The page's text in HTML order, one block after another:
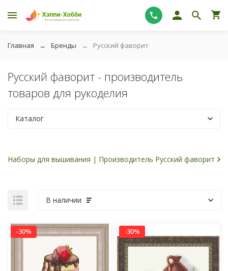
Главная Бренды Русский фаворит
Русский фаворит - производитель
товаров для рукоделия
Каталог
Наборы для вышивания | Производитель Русский фаворит
В наличии
-30% -30%